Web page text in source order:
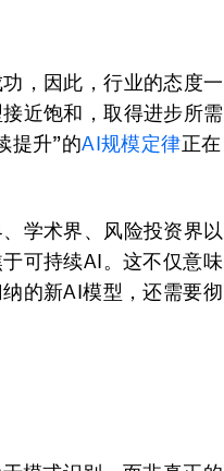
，因此，行业的态度一
近饱和，取得进步所需
提升”的AI规模定律正在
学术界、风险投资界以
可持续AI。这不仅意味
的新AI模型，还需要彻